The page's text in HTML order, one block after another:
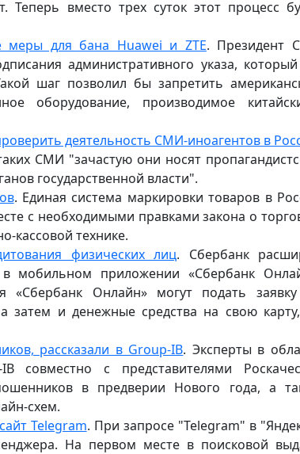
Теперь вместо трех суток этот процесс
меры для бана Huawei и ZTE. Президент
административного указа,
шаг позволил бы запретить
оборудование, производимое
деятельность СМИ-иноагентов в
СМИ "зачастую они носят
государственной власти".
. Единая система маркировки товаров в
с необходимыми правками закона о
кассовой технике.
физических лиц. Сбербанк
в мобильном приложении «Сбербанк
«Сбербанк Онлайн» могут подать
затем и денежные средства на свою
рассказали в Group-IB. Эксперты в
совместно с представителями
в предверии Нового года, а
схем.
Telegram. При запросе "Telegram" в
На первом месте в поисковой